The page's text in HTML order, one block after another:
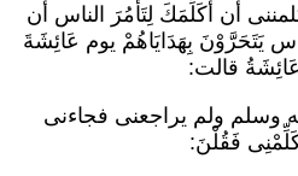
أن أُكَلِّمَكَ لِتَأْمُرَ الناس أن
بِهَدَايَاهُمْ يوم عَائِشَةَ
قالت:
ولم يراجعنى فجاءنى
فَقُلْنَ: